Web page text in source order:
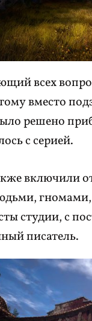
всех
вместо
решено
с серией.
включили
студии, с
писатель.